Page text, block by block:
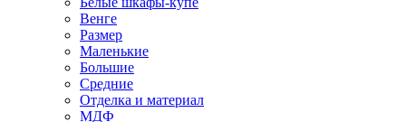
Венге
Размер
Маленькие
Большие
Средние
Отделка и материал
МДФ